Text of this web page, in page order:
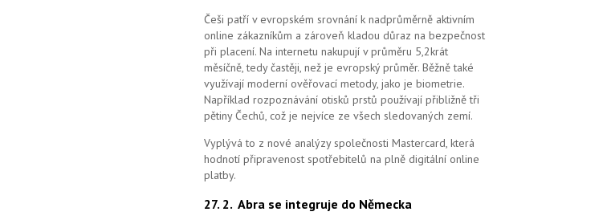
Češi patří v evropském srovnání k nadprůměrně aktivním
online zákazníkům a zároveň kladou důraz na bezpečnost
při placení. Na internetu nakupují v průměru 5,2krát
měsíčně, tedy častěji, než je evropský průměr. Běžně také
využívají moderní ověřovací metody, jako je biometrie.
Například rozpoznávání otisků prstů používají přibližně tři
pětiny Čechů, což je nejvíce ze všech sledovaných zemí.
Vyplývá to z nové analýzy společnosti Mastercard, která
hodnotí připravenost spotřebitelů na plně digitální online
platby.
27. 2. Abra se integruje do Německa